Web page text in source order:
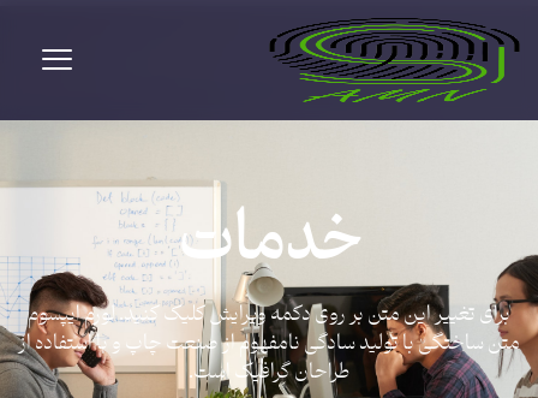
خدمات
برای تغییر این متن بر روی دکمه ویرایش کلیک کنید. لورم ایپسوم
متن ساختگی با تولید سادگی نامفهوم از صنعت چاپ و با استفاده از
طراحان گرافیک است.